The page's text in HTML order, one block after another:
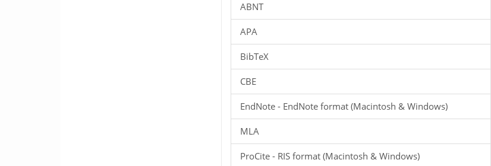
ABNT
APA
BibTeX
CBE
EndNote - EndNote format (Macintosh & Windows)
MLA
ProCite - RIS format (Macintosh & Windows)